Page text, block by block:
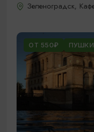
Зеленоградск,
ОТ 550₽